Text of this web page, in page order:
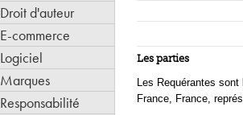
Droit d'auteur
E-commerce
Logiciel
Marques
Responsabilité
Les parties
Les Requérantes
France, France,